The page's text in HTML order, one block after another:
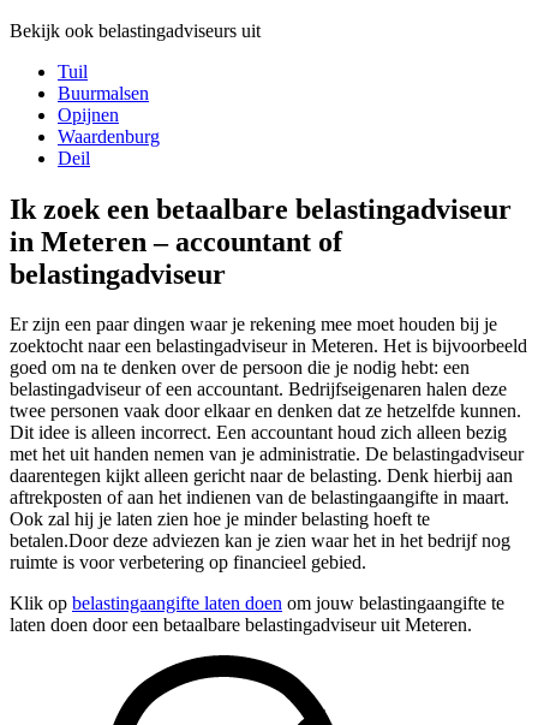
Bekijk ook belastingadviseurs uit
Tuil
Buurmalsen
Opijnen
Waardenburg
Deil
Ik zoek een betaalbare belastingadviseur
in Meteren – accountant of
belastingadviseur
Er zijn een paar dingen waar je rekening mee moet houden bij je
zoektocht naar een belastingadviseur in Meteren. Het is bijvoorbeeld
goed om na te denken over de persoon die je nodig hebt: een
belastingadviseur of een accountant. Bedrijfseigenaren halen deze
twee personen vaak door elkaar en denken dat ze hetzelfde kunnen.
Dit idee is alleen incorrect. Een accountant houd zich alleen bezig
met het uit handen nemen van je administratie. De belastingadviseur
daarentegen kijkt alleen gericht naar de belasting. Denk hierbij aan
aftrekposten of aan het indienen van de belastingaangifte in maart.
Ook zal hij je laten zien hoe je minder belasting hoeft te
betalen.Door deze adviezen kan je zien waar het in het bedrijf nog
ruimte is voor verbetering op financieel gebied.
Klik op belastingaangifte laten doen om jouw belastingaangifte te
laten doen door een betaalbare belastingadviseur uit Meteren.